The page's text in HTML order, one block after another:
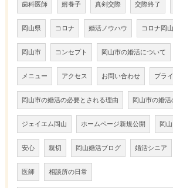
歯科医師 婿養子 真剣交際 交際終了
岡山県 コロナ 婚活ノウハウ コロナ岡
岡山市 コンセプト 岡山市の婚活について
メニュー アクセス お問い合わせ プラ
岡山市の婚活の必要とされる理由 岡山市の婚
ジェイエム岡山 ホームページ新規公開 岡山
安心 親切 岡山婚活ブログ 婚活シニア
医師 相談所の日常